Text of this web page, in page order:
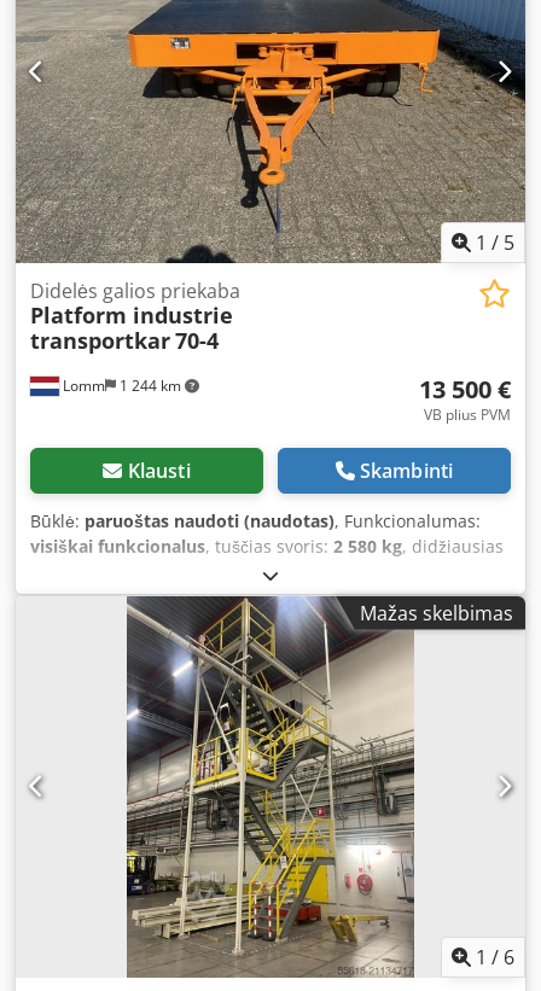
1 / 5
Lomm 1 244 km
Didelės galios priekaba
Platform industrie
transportkar70-4
13 500 €
VB plius PVM
Klausti Skambinti
Būklė: paruoštas naudoti (naudotas), Funkcionalumas:
visiškai funkcionalus, tuščias svoris: 2 580 kg, didžiausias
, krovimo vietos ilgis:
krovinių skyriaus plotis:2 500 mm, krovos erdvės aukštis:
, krovinio erdvės tūris:7,5 m³, Gamybos metai:
, Platform transport trolley Codjwarxxepfx Afvsrf
Brand: Plan Type: 70-4 Platform dimensions: 3000 x 2500 /
H 720 mm Load capacity: 32,000 kg Total dimensions: 5100
x 2500 / H 720 mm Year of manufacture: 2009 Unladen
weight: 2,580 kg This trailer features double steering and
is equipped with twin solid rubber wheels with metal rims.
The drawbar is detachable and can also be mounted on
the opposite end of the trolley. The floor is fitted with a
thick steel checker plate.
Mažas skelbimas
1 / 6